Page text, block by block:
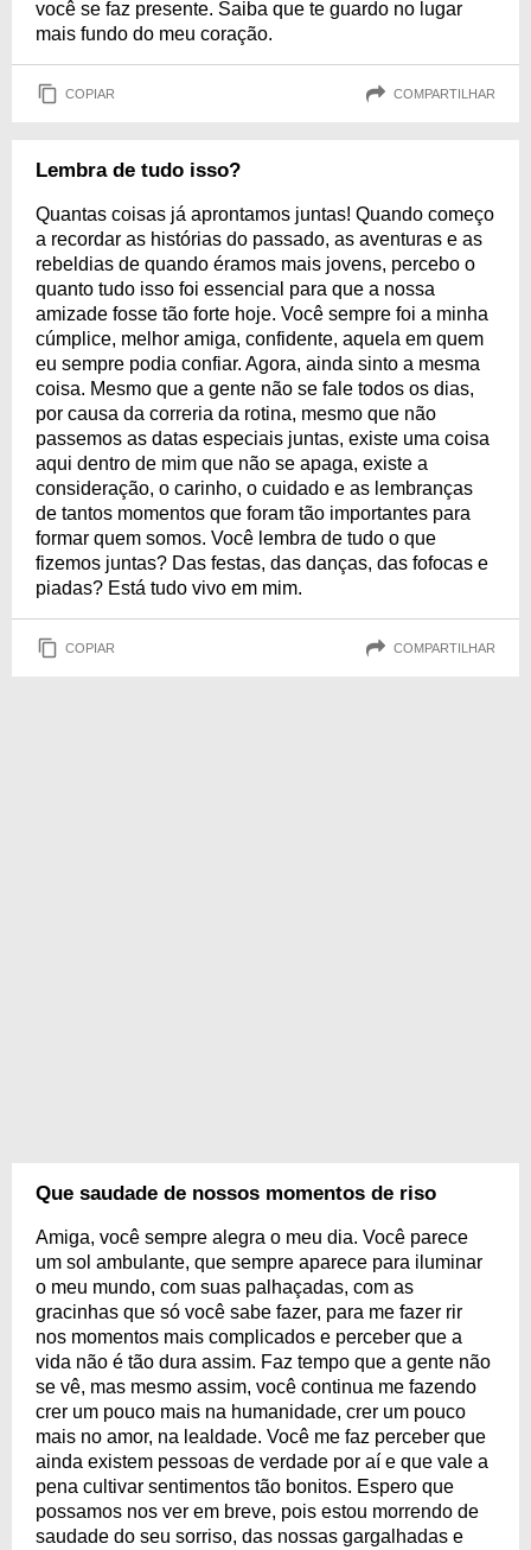
você se faz presente. Saiba que te guardo no lugar
mais fundo do meu coração.
COPIAR COMPARTILHAR
Lembra de tudo isso?
Quantas coisas já aprontamos juntas! Quando começo
a recordar as histórias do passado, as aventuras e as
rebeldias de quando éramos mais jovens, percebo o
quanto tudo isso foi essencial para que a nossa
amizade fosse tão forte hoje. Você sempre foi a minha
cúmplice, melhor amiga, confidente, aquela em quem
eu sempre podia confiar. Agora, ainda sinto a mesma
coisa. Mesmo que a gente não se fale todos os dias,
por causa da correria da rotina, mesmo que não
passemos as datas especiais juntas, existe uma coisa
aqui dentro de mim que não se apaga, existe a
consideração, o carinho, o cuidado e as lembranças
de tantos momentos que foram tão importantes para
formar quem somos. Você lembra de tudo o que
fizemos juntas? Das festas, das danças, das fofocas e
piadas? Está tudo vivo em mim.
COPIAR COMPARTILHAR
Que saudade de nossos momentos de riso
Amiga, você sempre alegra o meu dia. Você parece
um sol ambulante, que sempre aparece para iluminar
o meu mundo, com suas palhaçadas, com as
gracinhas que só você sabe fazer, para me fazer rir
nos momentos mais complicados e perceber que a
vida não é tão dura assim. Faz tempo que a gente não
se vê, mas mesmo assim, você continua me fazendo
crer um pouco mais na humanidade, crer um pouco
mais no amor, na lealdade. Você me faz perceber que
ainda existem pessoas de verdade por aí e que vale a
pena cultivar sentimentos tão bonitos. Espero que
possamos nos ver em breve, pois estou morrendo de
saudade do seu sorriso, das nossas gargalhadas e